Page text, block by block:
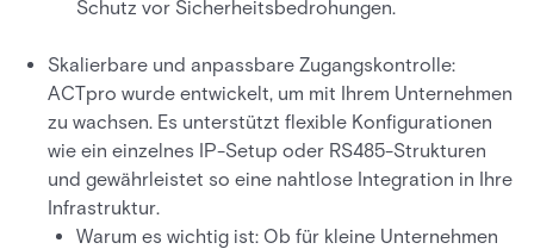
Schutz vor Sicherheitsbedrohungen.
Skalierbare und anpassbare Zugangskontrolle:
ACTpro wurde entwickelt, um mit Ihrem Unternehmen
zu wachsen. Es unterstützt flexible Konfigurationen
wie ein einzelnes IP-Setup oder RS485-Strukturen
und gewährleistet so eine nahtlose Integration in Ihre
Infrastruktur.
Warum es wichtig ist: Ob für kleine Unternehmen